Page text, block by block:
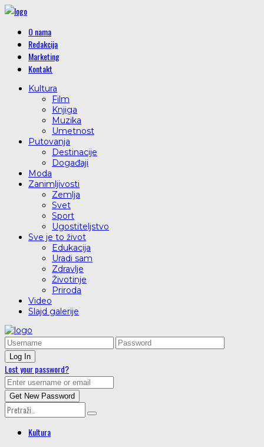
O nama
Redakcija
Marketing
Kontakt
Kultura
Film
Knjiga
Muzika
Umetnost
Putovanja
Destinacije
Događaji
Moda
Zanimljivosti
Zemlja
Svet
Sport
Ugostiteljstvo
Sve je to život
Edukacija
Uradi sam
Zdravlje
Životinje
Priroda
Video
Slajd galerije
Lost your password?
Kultura